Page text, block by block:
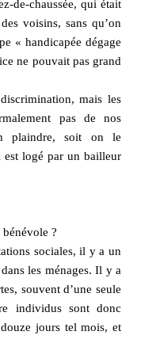
de-chaussée, qui était
voisins, sans qu’on
« handicapée dégage
ne pouvait pas grand
mais les
pas de nos
plaindre, soit on le
est logé par un bailleur
?
sociales, il y a un
les ménages. Il y a
souvent d’une seule
individus sont donc
jours tel mois, et